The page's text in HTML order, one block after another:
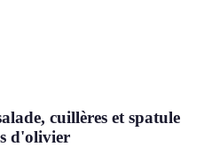
cuillères et spatule
d'olivier